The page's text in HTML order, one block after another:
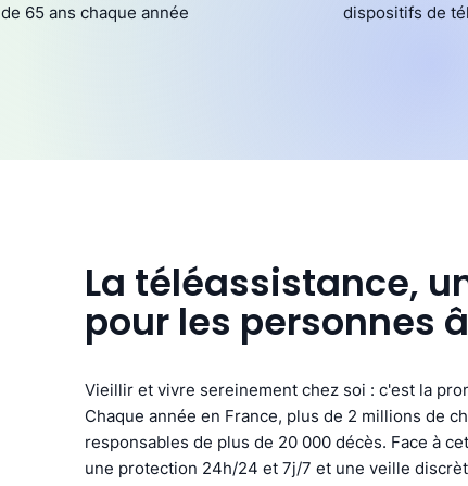
de 65 ans chaque année
dispositifs de
La téléassistance,
pour les personnes
Vieillir et vivre sereinement chez soi : c'est la
Chaque année en France, plus de 2 millions de
responsables de plus de 20 000 décès. Face à
une protection 24h/24 et 7j/7 et une veille